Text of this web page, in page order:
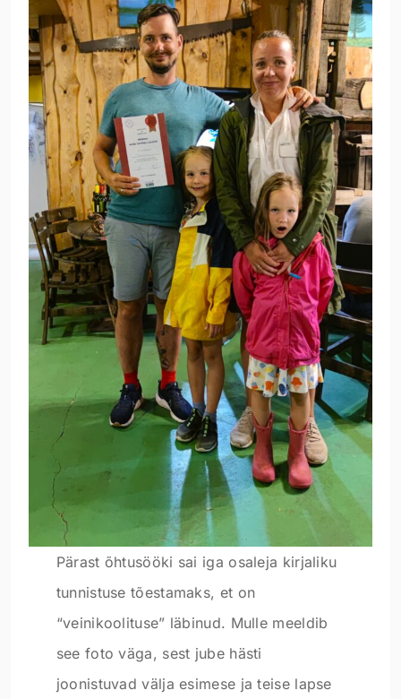
Pärast õhtusööki sai iga osaleja kirjaliku
tunnistuse tõestamaks, et on
“veinikoolituse” läbinud. Mulle meeldib
see foto väga, sest jube hästi
joonistuvad välja esimese ja teise lapse